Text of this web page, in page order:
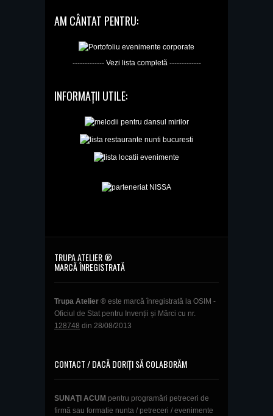
AM CÂNTAT PENTRU:
------------- Vezi lista completă -------------
INFORMAȚII UTILE:
TRUPA ATELIER ®
MARCĂ ÎNREGISTRATĂ
Trupa Atelier ® este marcă înregistrată la OSIM -
Oficiul de Stat pentru Invenții și Mărci cu nr.
128748 din 28/08/2013
CONTACT / DACĂ DORIȚI SĂ COLABORĂM
SUNAŢI ACUM pentru programări petreceri de
firmă sau formatie nunta / petreceri / evenimente